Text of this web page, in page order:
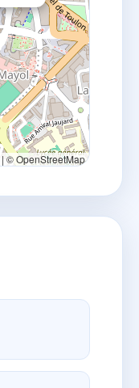
| © OpenStreetMap